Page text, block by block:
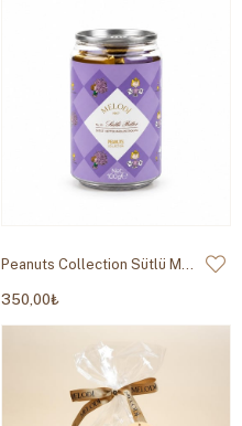
Peanuts Collection Sütlü Madlen Mor 100g
350,00₺